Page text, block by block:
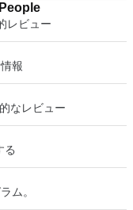
New People
レビュー
報
なレビュー
る
ム。